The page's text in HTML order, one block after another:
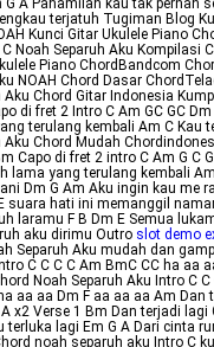
A Pahamilah kau tak pernah
terjatuh Tugiman Blog
Kunci Gitar Ukulele Piano
Noah Separuh Aku Kompilasi
Piano ChordBandcom
NOAH Chord Dasar
Aku Chord Gitar Indonesia
di fret 2 Intro C Am GC GC
terulang kembali Am C Kau
Chord Mudah
Capo di fret 2 intro C Am G C
lama yang terulang kembali
Dm G Am Aku ingin kau me
suara hati ini memanggil
laramu F B Dm E Semua
aku dirimu Outro slot demo
Separuh Aku mudah dan
C C C C Am BmC CC ha aa
Noah Separuh Aku Intro C
aa aa Dm F aa aa aa Am Dan
x2 Verse 1 Bm Dan terjadi lagi
terluka lagi Em G A Dari cinta
noah separuh aku Intro C